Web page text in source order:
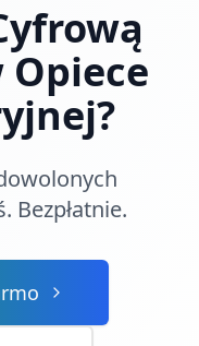
Opiece
Bezpłatnie.